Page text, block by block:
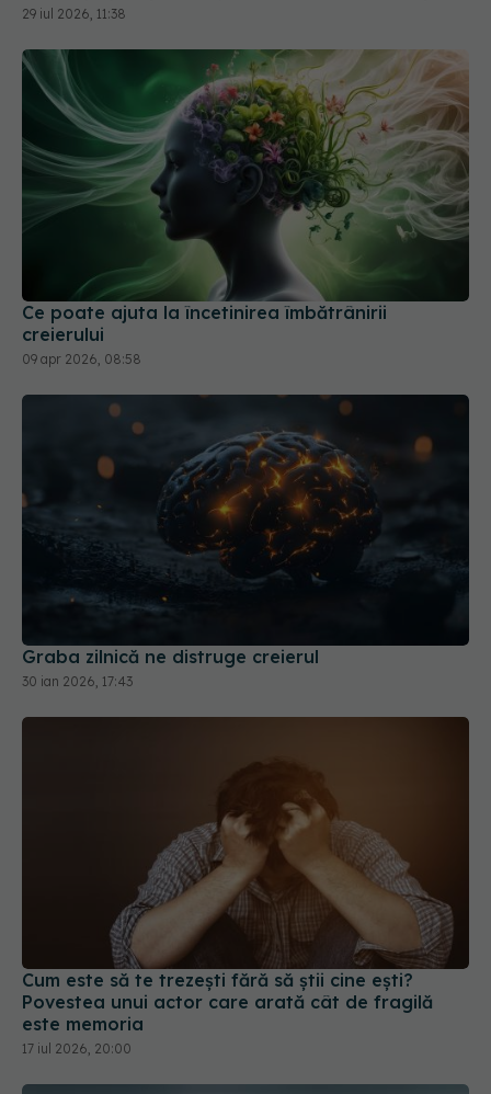
Ce poate ajuta la încetinirea îmbătrânirii
09 apr 2026, 08:58
Graba zilnică ne distruge creierul
30 ian 2026, 17:43
Cum este să te trezești fără să știi cine ești?
Povestea unui actor care arată cât de fragilă
este memoria
17 iul 2026, 20:00